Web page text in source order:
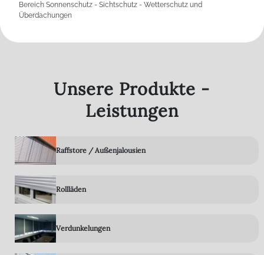
Bereich Sonnenschutz - Sichtschutz - Wetterschutz und
Überdachungen
Unsere Produkte -
Leistungen
Raffstore / Außenjalousien
Rollläden
Verdunkelungen